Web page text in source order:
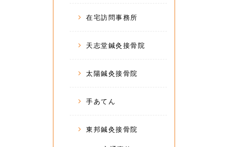
在宅訪問事務所
天志堂鍼灸接骨院
太陽鍼灸接骨院
手あてん
東邦鍼灸接骨院